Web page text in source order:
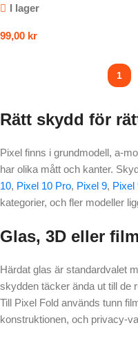
I lager
99,00 kr
1
Rätt skydd för
Pixel finns i grundmodell, a-
har olika mått och kanter.
10, Pixel 10 Pro, Pixel 9, Pixel
kategorier, och fler modeller
Glas, 3D eller film
Härdat glas är standardvalet
skydden täcker ända ut till de
Till Pixel Fold används tunn
konstruktionen, och privacy-